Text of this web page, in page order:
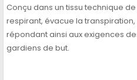
Conçu dans un tissu technique
respirant, évacue la
répondant ainsi aux exigences
gardiens de but.